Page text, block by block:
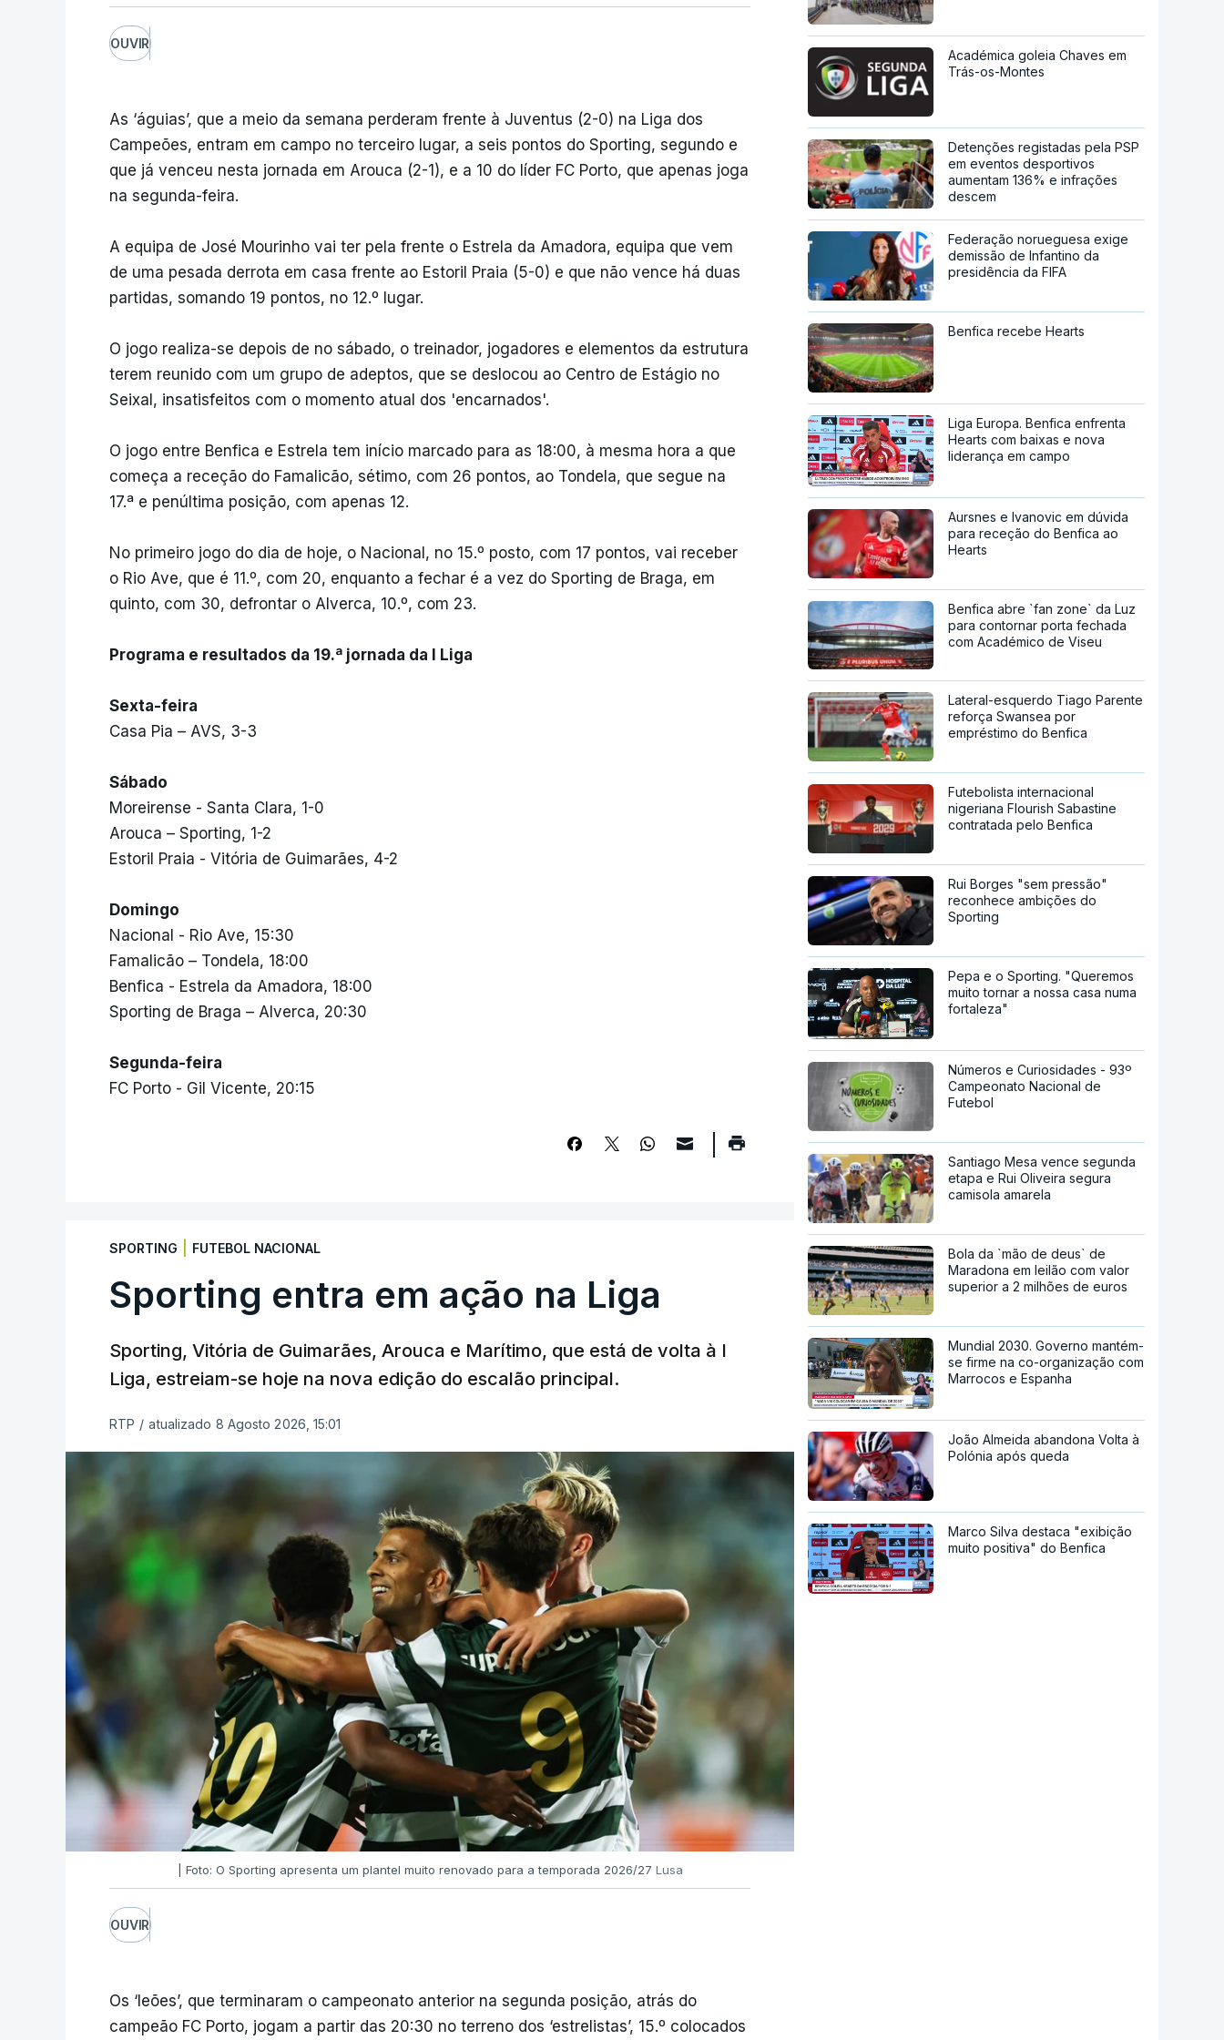
OUVIR
As ‘águias’, que a meio da semana perderam frente à Juventus (2-0) na Liga dos
Campeões, entram em campo no terceiro lugar, a seis pontos do Sporting, segundo e
que já venceu nesta jornada em Arouca (2-1), e a 10 do líder FC Porto, que apenas joga
na segunda-feira.
A equipa de José Mourinho vai ter pela frente o Estrela da Amadora, equipa que vem
de uma pesada derrota em casa frente ao Estoril Praia (5-0) e que não vence há duas
partidas, somando 19 pontos, no 12.º lugar.
O jogo realiza-se depois de no sábado, o treinador, jogadores e elementos da estrutura
terem reunido com um grupo de adeptos, que se deslocou ao Centro de Estágio no
Seixal, insatisfeitos com o momento atual dos 'encarnados'.
O jogo entre Benfica e Estrela tem início marcado para as 18:00, à mesma hora a que
começa a receção do Famalicão, sétimo, com 26 pontos, ao Tondela, que segue na
17.ª e penúltima posição, com apenas 12.
No primeiro jogo do dia de hoje, o Nacional, no 15.º posto, com 17 pontos, vai receber
o Rio Ave, que é 11.º, com 20, enquanto a fechar é a vez do Sporting de Braga, em
quinto, com 30, defrontar o Alverca, 10.º, com 23.
Programa e resultados da 19.ª jornada da I Liga
Sexta-feira
Casa Pia – AVS, 3-3
Sábado
Moreirense - Santa Clara, 1-0
Arouca – Sporting, 1-2
Estoril Praia - Vitória de Guimarães, 4-2
Domingo
Nacional - Rio Ave, 15:30
Famalicão – Tondela, 18:00
Benfica - Estrela da Amadora, 18:00
Sporting de Braga – Alverca, 20:30
Segunda-feira
FC Porto - Gil Vicente, 20:15
SPORTING FUTEBOL NACIONAL
Sporting entra em ação na Liga
Sporting, Vitória de Guimarães, Arouca e Marítimo, que está de volta à I
Liga, estreiam-se hoje na nova edição do escalão principal.
RTP / atualizado 8 Agosto 2026, 15:01
| Foto: O Sporting apresenta um plantel muito renovado para a temporada 2026/27 Lusa
OUVIR
Os ‘leões’, que terminaram o campeonato anterior na segunda posição, atrás do
campeão FC Porto, jogam a partir das 20:30 no terreno dos ‘estrelistas’, 15.º colocados
Académica goleia Chaves em
Trás-os-Montes
Detenções registadas pela PSP
em eventos desportivos
aumentam 136% e infrações
descem
Federação norueguesa exige
demissão de Infantino da
presidência da FIFA
Benfica recebe Hearts
Liga Europa. Benfica enfrenta
Hearts com baixas e nova
liderança em campo
Aursnes e Ivanovic em dúvida
para receção do Benfica ao
Hearts
Benfica abre `fan zone` da Luz
para contornar porta fechada
com Académico de Viseu
Lateral-esquerdo Tiago Parente
reforça Swansea por
empréstimo do Benfica
Futebolista internacional
nigeriana Flourish Sabastine
contratada pelo Benfica
Rui Borges "sem pressão"
reconhece ambições do
Sporting
Pepa e o Sporting. "Queremos
muito tornar a nossa casa numa
fortaleza"
Números e Curiosidades - 93º
Campeonato Nacional de
Futebol
Santiago Mesa vence segunda
etapa e Rui Oliveira segura
camisola amarela
Bola da `mão de deus` de
Maradona em leilão com valor
superior a 2 milhões de euros
Mundial 2030. Governo mantém-
se firme na co-organização com
Marrocos e Espanha
João Almeida abandona Volta à
Polónia após queda
Marco Silva destaca "exibição
muito positiva" do Benfica